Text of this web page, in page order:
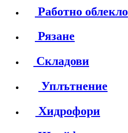
Работно облекло
Рязане
Складови
Уплътнение
Хидрофори